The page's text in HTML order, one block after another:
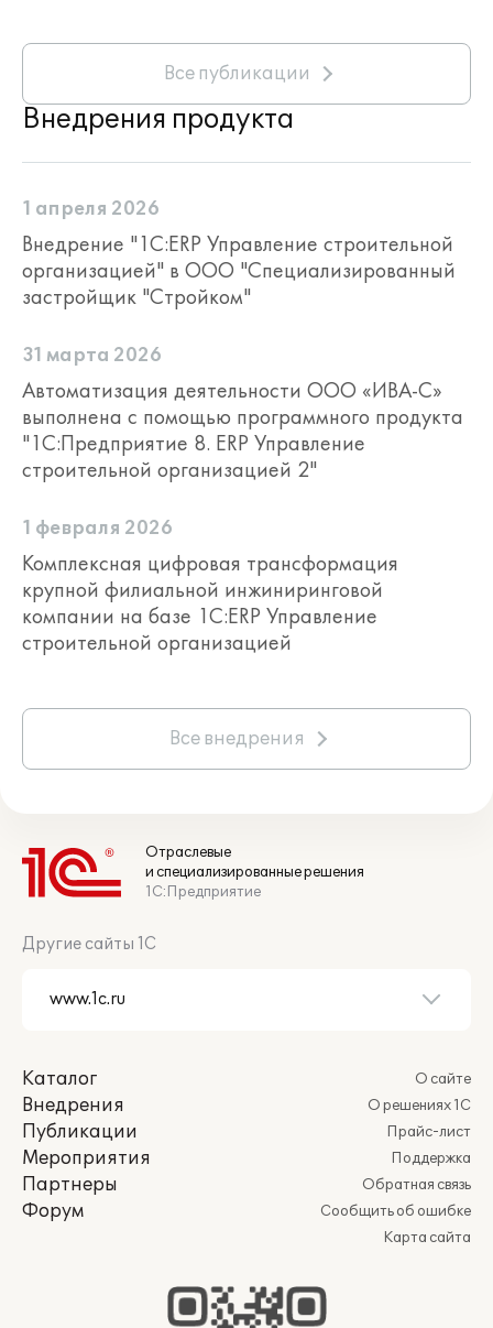
Презентация Power Point
Презентация "1С:ERP Управление
строительной организацией" для
подрядчиков строительства
Презентация «1C:ERP Управление строи
тельной организацией» для заказчиков
и застройщиков строительства
Презентация Power Point
Презентация «1C:ERP Управление
заказчиков и застройщиков
строительства
Все публикации
Внедрения продукта
1 апреля 2026
Внедрение "1С:ERP Управление строительной
организацией" в ООО "Специализированный
застройщик "Стройком"
31 марта 2026
Автоматизация деятельности ООО «ИВА-С»
выполнена с помощью программного продукта
"1С:Предприятие 8. ERP Управление
строительной организацией 2"
1 февраля 2026
Комплексная цифровая трансформация
крупной филиальной инжиниринговой
компании на базе 1С:ERP Управление
строительной организацией
Все внедрения
Отраслевые
и специализированные решения
1С:Предприятие
Другие сайты 1С
Каталог
Внедрения
Публикации
Мероприятия
Партнеры
Форум
О сайте
О решениях 1С
Прайс-лист
Поддержка
Обратная связь
Сообщить об ошибке
Карта сайта